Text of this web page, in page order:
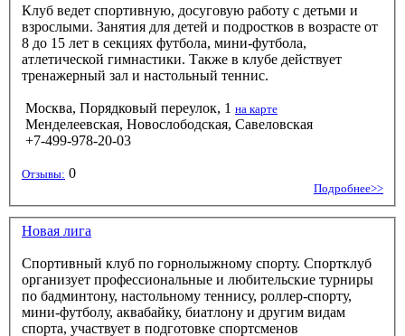
Клуб ведет спортивную, досуговую работу с детьми и
взрослыми. Занятия для детей и подростков в возрасте от
8 до 15 лет в секциях футбола, мини-футбола,
атлетической гимнастики. Также в клубе действует
тренажерный зал и настольный теннис.
Москва, Порядковый переулок, 1 на карте
Менделеевская, Новослободская, Савеловская
+7-499-978-20-03
Отзывы: 0
Подробнее>>
Новая лига
Спортивный клуб по горнолыжному спорту. Спортклуб
организует профессиональные и любительские турниры
по бадминтону, настольному теннису, роллер-спорту,
мини-футболу, аквабайку, биатлону и другим видам
спорта, участвует в подготовке спортсменов